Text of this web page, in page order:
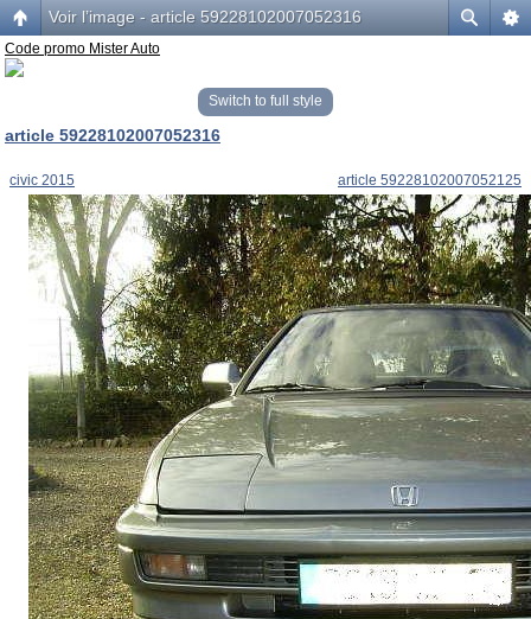
Voir l’image - article 59228102007052316
Code promo Mister Auto
Switch to full style
article 59228102007052316
civic 2015 article 59228102007052125